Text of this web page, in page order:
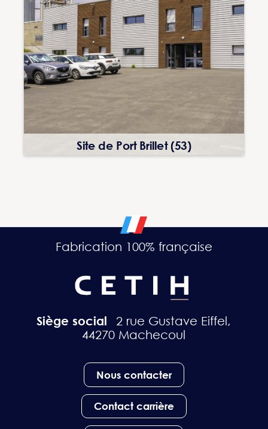
Site de Port Brillet (53)
Fabrication 100% française
Siège social
2 rue Gustave Eiffel,
44270 Machecoul
Nous contacter
Contact carrière